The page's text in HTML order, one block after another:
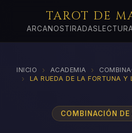
TAROT DE
ARCANOSTIRADAS
INICIO › ACADEMIA ›
› LA RUEDA DE LA FORTUNA Y
COMBINACIÓN DE